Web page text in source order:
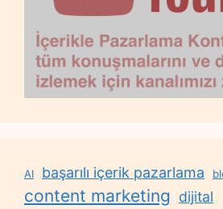
AI başarılı içerik pazarlama
content marketing dijital